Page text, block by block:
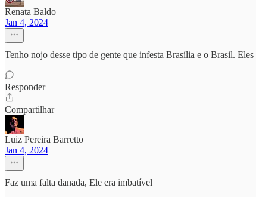
Renata Baldo
Jan 4, 2024
Tenho nojo desse tipo de gente que infesta Brasília e o Brasil. Eles
Responder
Compartilhar
Luiz Pereira Barretto
Jan 4, 2024
Faz uma falta danada, Ele era imbatível